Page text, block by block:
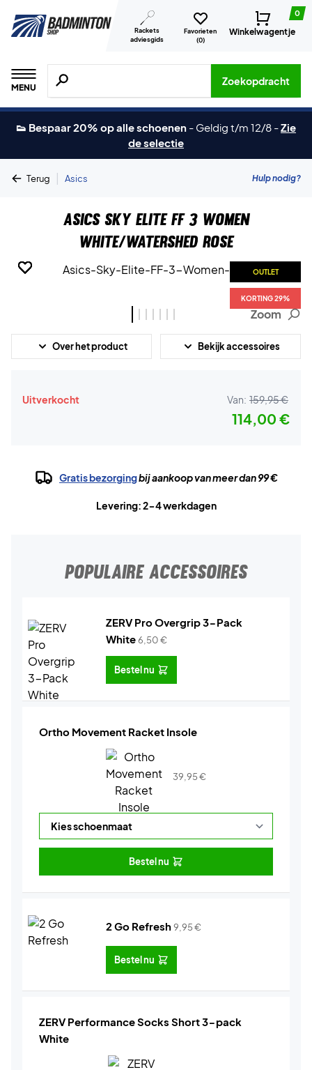
Rackets
adviesgids
Favorieten
(0)
0
Winkelwagentje
MENU
Zoeken naar producten, merken etc.
Zoekopdracht
👟 Bespaar 20% op alle schoenen - Geldig t/m 12/8 -Zie
de selectie
Terug | Asics Hulp nodig?
Asics Sky Elite FF 3 Women
White/Watershed Rose
OUTLET
KORTING 29%
OUTLET
KORTING 29%
OUTLET
KORTING 29%
OUTLET
KORTING 29%
OUTLET
KORTING 29%
OUTLET
KORTING 29%
OUTLET
KORTING 29%
Zoom
Over het product Bekijk accessoires
Uitverkocht Van: 159,95 €
114,00 €
Gratis bezorgingbij aankoop van meer dan 99 €
Levering: 2-4 werkdagen
POPULAIRE ACCESSOIRES
ZERV Pro Overgrip 3-Pack
White6,50€
Bestel nu
Ortho Movement Racket Insole
39,95€
Bestel nu
2 Go Refresh9,95€
Bestel nu
ZERV Performance Socks Short 3-pack
White